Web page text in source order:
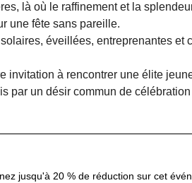
là où le raffinement et la
une fête sans pareille.
éveillées, entreprenantes et
invitation à rencontrer une élite
par un désir commun de
jusqu'à 20 % de réduction sur cet